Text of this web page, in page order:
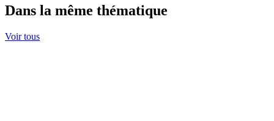
Dans la même thématique
Voir tous